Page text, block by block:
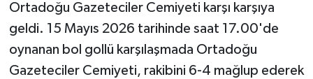
Ortadoğu Gazeteciler Cemiyeti karşı karşıya
geldi. 15 Mayıs 2026 tarihinde saat 17.00'de
oynanan bol gollü karşılaşmada Ortadoğu
Gazeteciler Cemiyeti, rakibini 6-4 mağlup ederek